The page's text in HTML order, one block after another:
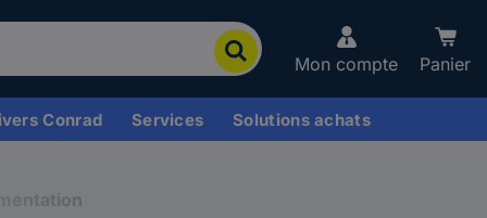
Mon compte Panier
Conrad Services Solutions achats